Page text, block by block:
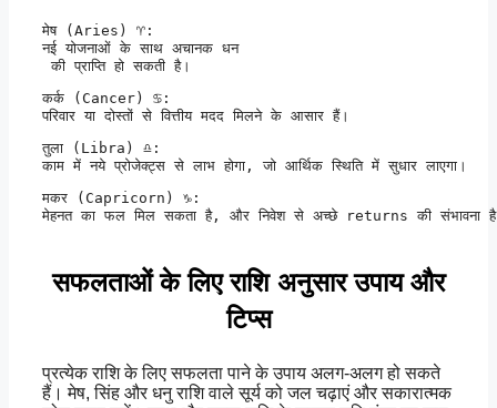
मेष (Aries) ♈:
नई योजनाओं के साथ अचानक धन
की प्राप्ति हो सकती है।
कर्क (Cancer) ♋:
परिवार या दोस्तों से वित्तीय मदद मिलने के आसार हैं।
तुला (Libra) ♎:
काम में नये प्रोजेक्ट्स से लाभ होगा, जो आर्थिक स्थिति में सुधार लाएगा।
मकर (Capricorn) ♑:
मेहनत का फल मिल सकता है, और निवेश से अच्छे returns की संभावना
सफलताओं के लिए राशि अनुसार उपाय और
टिप्स
प्रत्येक राशि के लिए सफलता पाने के उपाय अलग-अलग हो सकते
हैं। मेष, सिंह और धनु राशि वाले सूर्य को जल चढ़ाएं और सकारात्मक